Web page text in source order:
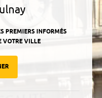
PREMIERS INFORMÉS
VOTRE VILLE